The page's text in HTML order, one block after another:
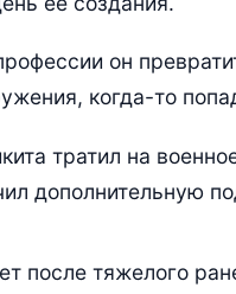
он
когда-то
тратил на
дополнительную
после тяжелого